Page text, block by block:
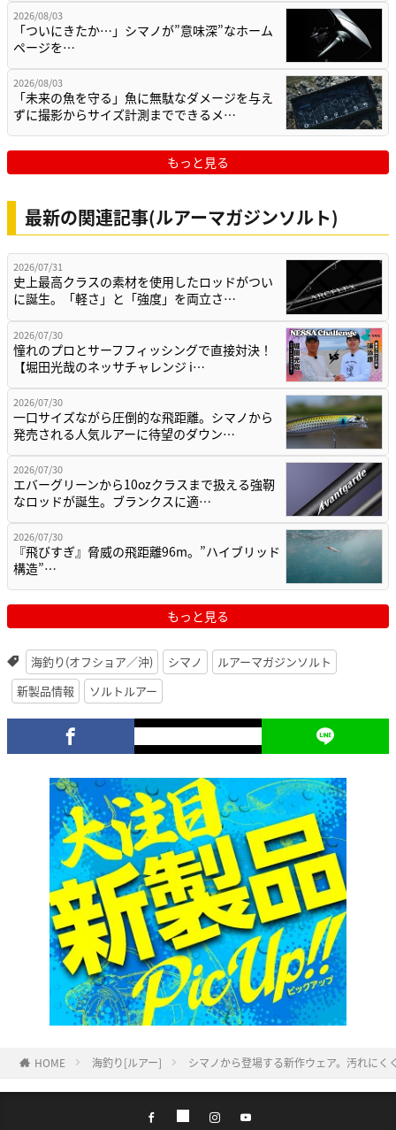
2026/08/03
「ついにきたか…」シマノが”意味深”なホーム
ページを…
2026/08/03
「未来の魚を守る」魚に無駄なダメージを与え
ずに撮影からサイズ計測までできるメ…
もっと見る
最新の関連記事(ルアーマガジンソルト)
2026/07/31
史上最高クラスの素材を使用したロッドがつい
に誕生。「軽さ」と「強度」を両立さ…
2026/07/30
憧れのプロとサーフフィッシングで直接対決！
【堀田光哉のネッサチャレンジ i…
2026/07/30
一口サイズながら圧倒的な飛距離。シマノから
発売される人気ルアーに待望のダウン…
2026/07/30
エバーグリーンから10ozクラスまで扱える強靭
なロッドが誕生。ブランクスに適…
2026/07/30
『飛びすぎ』脅威の飛距離96m。”ハイブリッド
構造”…
もっと見る
海釣り(オフショア／沖) シマノ
ルアーマガジンソルト
新製品情報
ソルトルアー
HOME 海釣り[ルアー] シマノから登場する新作ウェア。汚れに